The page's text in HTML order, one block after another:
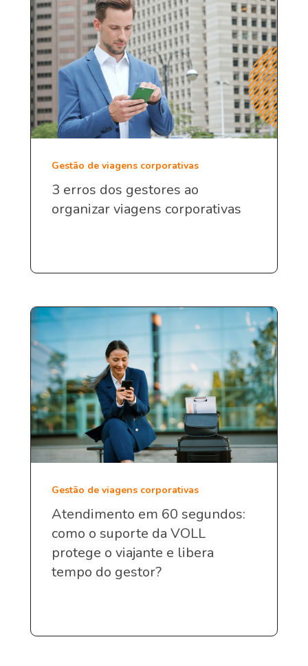
Gestão de viagens corporativas
3 erros dos gestores ao
organizar viagens corporativas
Gestão de viagens corporativas
Atendimento em 60 segundos:
como o suporte da VOLL
protege o viajante e libera
tempo do gestor?